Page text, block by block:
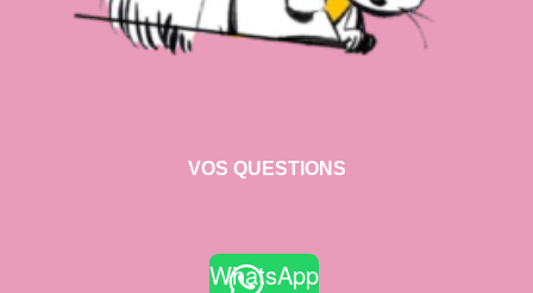
VOS QUESTIONS
WhatsApp